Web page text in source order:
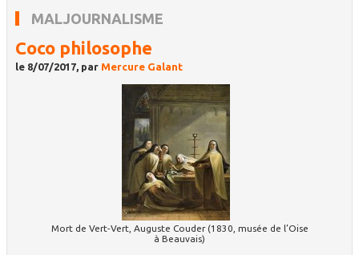
Médias
Dossiers
MALJOURNALISME
Coco philosophe
le 8/07/2017, par Mercure Galant
Mort de Vert-Vert, Auguste Couder (1830, musée de l’Oise
à Beauvais)